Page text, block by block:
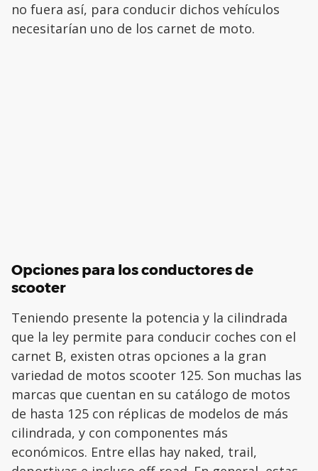
no fuera así, para conducir dichos vehículos
necesitarían uno de los carnet de moto.
Opciones para los conductores de
scooter
Teniendo presente la potencia y la cilindrada
que la ley permite para conducir coches con el
carnet B, existen otras opciones a la gran
variedad de motos scooter 125. Son muchas las
marcas que cuentan en su catálogo de motos
de hasta 125 con réplicas de modelos de más
cilindrada, y con componentes más
económicos. Entre ellas hay naked, trail,